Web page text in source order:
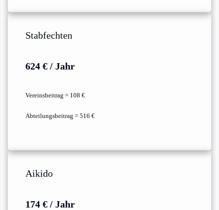
Stabfechten
624 € / Jahr
Vereinsbeitrag = 108 €
Abteilungsbeitrag = 516 €
Aikido
174 € / Jahr